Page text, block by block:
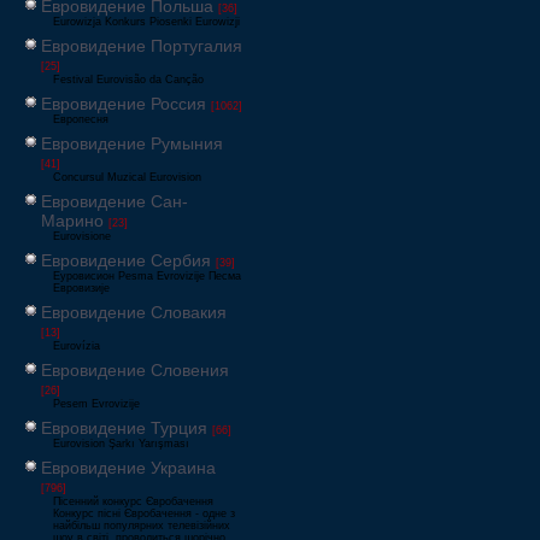
Евровидение Польша [36]
Eurowizja Konkurs Piosenki Eurowizji
Евровидение Португалия
[25]
Festival Eurovisão da Canção
Евровидение Россия [1062]
Европесня
Евровидение Румыния
[41]
Concursul Muzical Eurovision
Евровидение Сан-
Марино [23]
Eurovisione
Евровидение Сербия [39]
Еуровисион Pesma Evrovizije Песма
Евровизије
Евровидение Словакия
[13]
Eurovízia
Евровидение Словения
[26]
Pesem Evrovizije
Евровидение Турция [66]
Eurovision Şarkı Yarışması
Евровидение Украина
[796]
Пісенний конкурс Євробачення
Конкурс пісні Євробачення - одне з
найбільш популярних телевізійних
шоу в світі, проводиться щорічно,